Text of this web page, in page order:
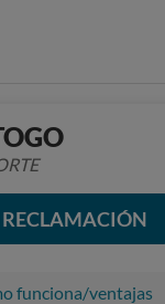
funciona/ventajas